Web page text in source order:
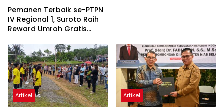
Pemanen Terbaik se-PTPN
IV Regional 1, Suroto Raih
Reward Umroh Gratis
Artikel Artikel